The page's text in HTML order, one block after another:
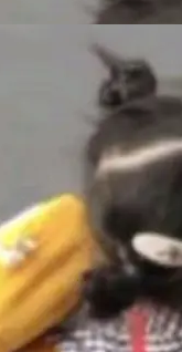
后
。
T
贝
基
将
组
了一
，
的
术
，
业已
云模
着 AI
织
、
人工
在
能、
服
各行
一。